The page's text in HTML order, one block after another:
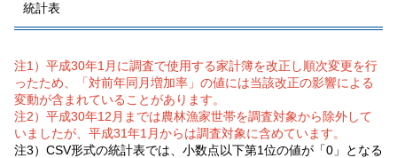
統計表
注1）平成30年1月に調査で使用する家計簿を改正し順次変更を行
ったため、「対前年同月増加率」の値には当該改正の影響による
変動が含まれていることがあります。
注2）平成30年12月までは農林漁家世帯を調査対象から除外して
いましたが、平成31年1月からは調査対象に含めています。
注3）CSV形式の統計表では、小数点以下第1位の値が「0」となる